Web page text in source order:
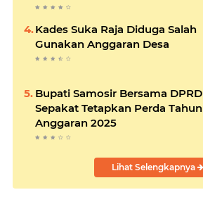
Kades Suka Raja Diduga Salah
Gunakan Anggaran Desa
Bupati Samosir Bersama DPRD
Sepakat Tetapkan Perda Tahun
Anggaran 2025
Lihat Selengkapnya